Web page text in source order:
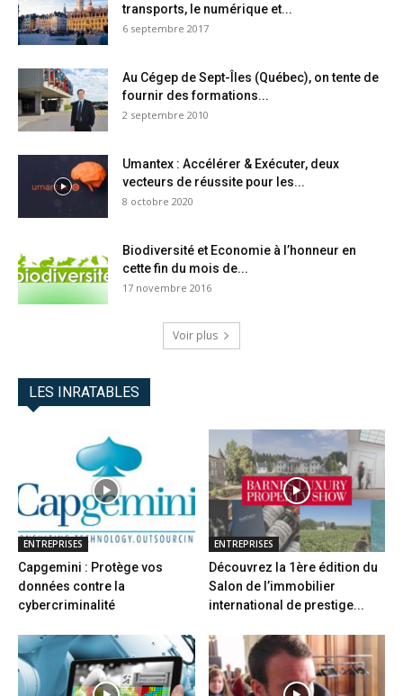
transports, le numérique et...
6 septembre 2017
Au Cégep de Sept-Îles (Québec), on tente de
fournir des formations...
2 septembre 2010
Umantex : Accélérer & Exécuter, deux
vecteurs de réussite pour les...
8 octobre 2020
Biodiversité et Economie à l’honneur en
cette fin du mois de...
17 novembre 2016
Voir plus
LES INRATABLES
ENTREPRISES
Capgemini : Protège vos
données contre la
cybercriminalité
ENTREPRISES
Découvrez la 1ère édition du
Salon de l’immobilier
international de prestige...